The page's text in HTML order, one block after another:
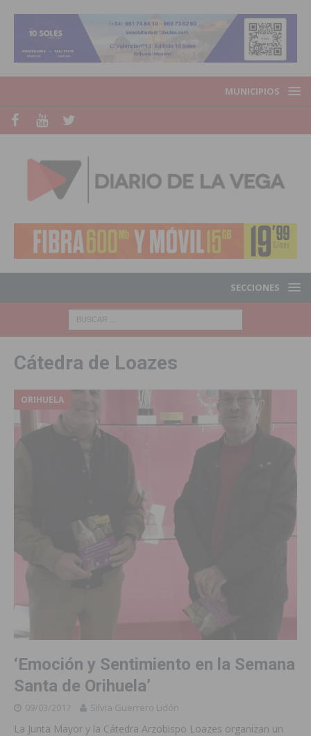
MUNICIPIOS
SECCIONES
Cátedra de Loazes
ORIHUELA
‘Emoción y Sentimiento en la Semana
Santa de Orihuela’
09/03/2017 Silvia Guerrero Lidón
La Junta Mayor y la Cátedra Arzobispo Loazes organizan un